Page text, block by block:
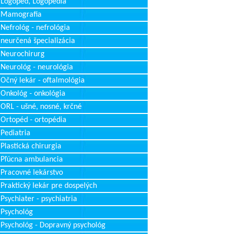
Mamografia
Nefrológ - nefrológia
neurčená špecializácia
Neurochirurg
Neurológ - neurológia
Očný lekár - oftalmológia
Onkológ - onkológia
ORL - ušné, nosné, krčné
Ortopéd - ortopédia
Pediatria
Plastická chirurgia
Pľúcna ambulancia
Pracovné lekárstvo
Praktický lekár pre dospelých
Psychiater - psychiatria
Psychológ
Psychológ - Dopravný psychológ